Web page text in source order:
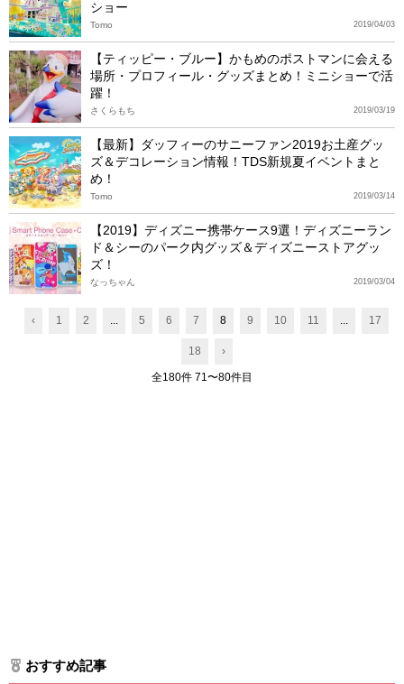
ショー
2019/04/03
Tomo
【ティッピー・ブルー】かもめのポストマンに会える
場所・プロフィール・グッズまとめ！ミニショーで活
躍！
2019/03/19
さくらもち
【最新】ダッフィーのサニーファン2019お土産グッ
ズ＆デコレーション情報！TDS新規夏イベントまと
め！
2019/03/14
Tomo
【2019】ディズニー携帯ケース9選！ディズニーラン
ド＆シーのパーク内グッズ＆ディズニーストアグッ
ズ！
2019/03/04
なっちゃん
‹ 1 2 ... 5 6 7 8 9 10 11 ... 17
18 ›
全180件 71〜80件目
おすすめ記事